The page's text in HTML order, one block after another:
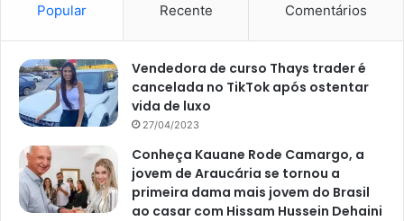
Popular Recente Comentários
Vendedora de curso Thays trader é
cancelada no TikTok após ostentar
vida de luxo
27/04/2023
Conheça Kauane Rode Camargo, a
jovem de Araucária se tornou a
primeira dama mais jovem do Brasil
ao casar com Hissam Hussein Dehaini